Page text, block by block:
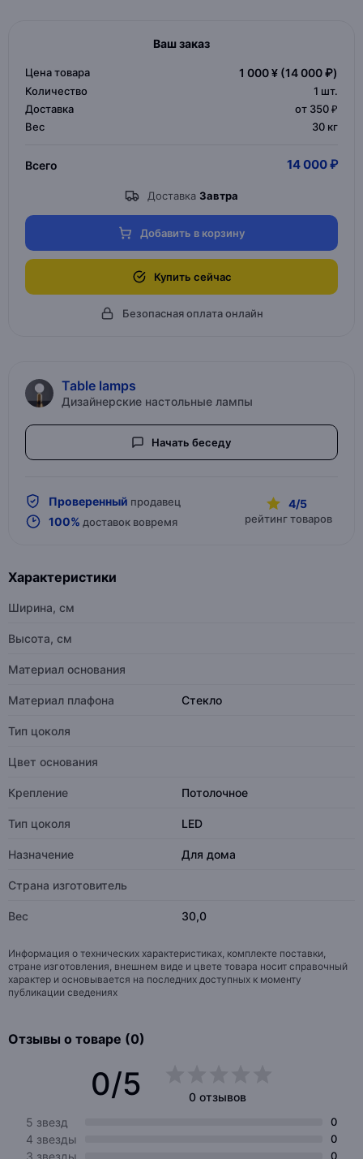
Ваш заказ
Цена товара 1 000 ¥ (14 000 ₽)
Количество 1 шт.
Доставка
от 350 ₽
Вес
30 кг
Всего 14 000 ₽
Доставка Завтра
Добавить в корзину
Купить сейчас
Безопасная оплата онлайн
Table lamps
Дизайнерские настольные лампы
Начать беседу
Проверенный продавец
100% доставок вовремя
4/5
рейтинг товаров
Характеристики
Ширина, см
Высота, см
Материал основания
Материал плафона Стекло
Тип цоколя
Цвет основания
Крепление Потолочное
Тип цоколя LED
Назначение Для дома
Страна изготовитель
Вес 30,0
Информация о технических характеристиках, комплекте поставки,
стране изготовления, внешнем виде и цвете товара носит справочный
характер и основывается на последних доступных к моменту
публикации сведениях
Отзывы о товаре (0)
0/5
0 отзывов
5 звезд
0
4 звезды 0
3 звезды 0